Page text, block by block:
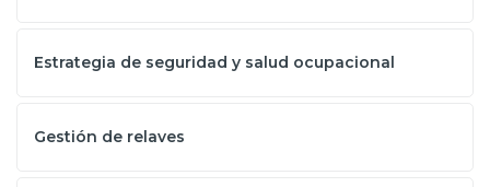
Estrategia de seguridad y salud ocupacional
Gestión de relaves